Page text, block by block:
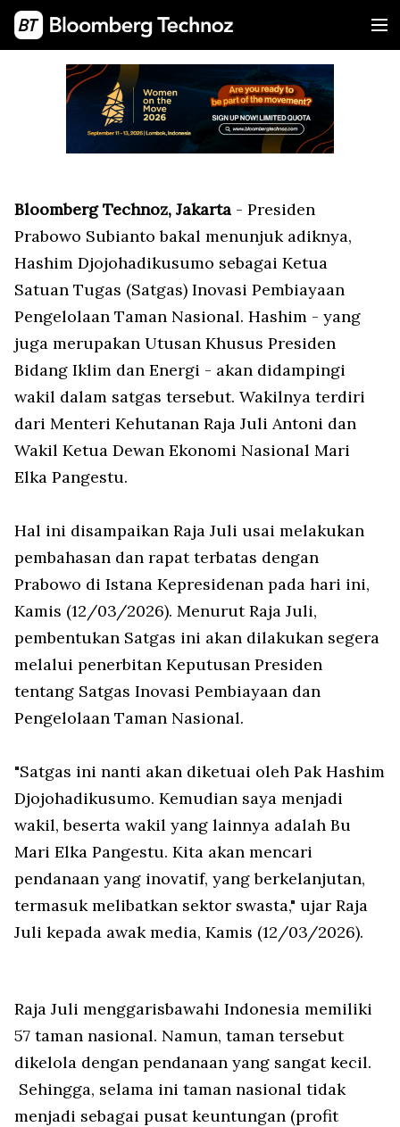
Bloomberg Technoz, Jakarta - Presiden
Prabowo Subianto bakal menunjuk adiknya,
Hashim Djojohadikusumo sebagai Ketua
Satuan Tugas (Satgas) Inovasi Pembiayaan
Pengelolaan Taman Nasional. Hashim - yang
juga merupakan Utusan Khusus Presiden
Bidang Iklim dan Energi - akan didampingi
wakil dalam satgas tersebut. Wakilnya terdiri
dari Menteri Kehutanan Raja Juli Antoni dan
Wakil Ketua Dewan Ekonomi Nasional Mari
Elka Pangestu.
Hal ini disampaikan Raja Juli usai melakukan
pembahasan dan rapat terbatas dengan
Prabowo di Istana Kepresidenan pada hari ini,
Kamis (12/03/2026). Menurut Raja Juli,
pembentukan Satgas ini akan dilakukan segera
melalui penerbitan Keputusan Presiden
tentang Satgas Inovasi Pembiayaan dan
Pengelolaan Taman Nasional.
"Satgas ini nanti akan diketuai oleh Pak Hashim
Djojohadikusumo. Kemudian saya menjadi
wakil, beserta wakil yang lainnya adalah Bu
Mari Elka Pangestu. Kita akan mencari
pendanaan yang inovatif, yang berkelanjutan,
termasuk melibatkan sektor swasta," ujar Raja
Juli kepada awak media, Kamis (12/03/2026).
Raja Juli menggarisbawahi Indonesia memiliki
57 taman nasional. Namun, taman tersebut
dikelola dengan pendanaan yang sangat kecil.
Sehingga, selama ini taman nasional tidak
menjadi sebagai pusat keuntungan (profit